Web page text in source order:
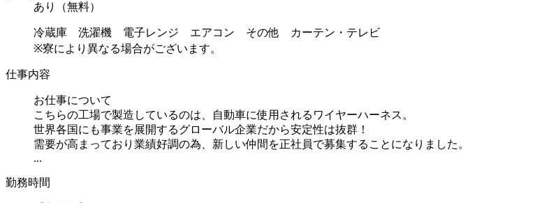
あり（無料）
冷蔵庫 洗濯機 電子レンジ エアコン その他 カーテン・テレビ
※寮により異なる場合がございます。
仕事内容
お仕事について
こちらの工場で製造しているのは、自動車に使用されるワイヤーハーネス。
世界各国にも事業を展開するグローバル企業だから安定性は抜群！
需要が高まっており業績好調の為、新しい仲間を正社員で募集することになりました。
...
勤務時間